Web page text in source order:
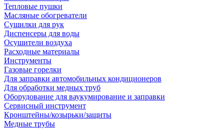
Тепловые пушки
Масляные обогреватели
Сушилки для рук
Диспенсеры для воды
Осушители воздуха
Расходные материалы
Инструменты
Газовые горелки
Для заправки автомобильных кондиционеров
Для обработки медных труб
Оборудование для ваукумирование и заправки
Сервисный инструмент
Кронштейны/козырьки/защиты
Медные трубы